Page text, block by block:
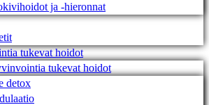
ja -hieronnat
tukevat hoidot
tukevat hoidot
detox